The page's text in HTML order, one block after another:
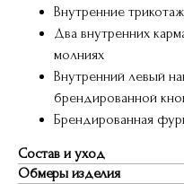
Внутренние
Два внутренних
молниях
Внутренний левый
брендированной
Брендированная
Состав и уход
Обмеры изделия